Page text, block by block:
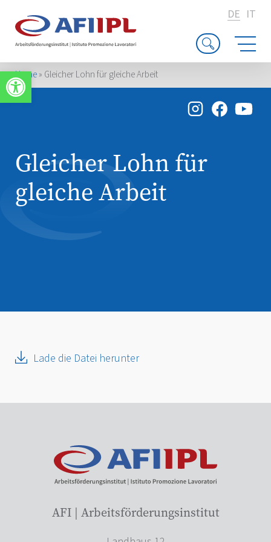
Werkzeugleiste öffnen
DE IT
Home» Gleicher Lohn für gleiche Arbeit
Gleicher Lohn für
gleiche Arbeit
Lade die Datei herunter
AFI | Arbeitsförderungsinstitut